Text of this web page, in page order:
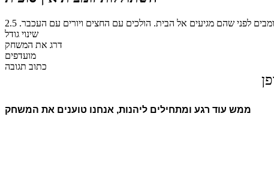
לפני שהם מגיעים אל הבית. הולכים עם החצים ויורים עם העכבר. 2.5
שינוי גודל
דרג את המשחק
מועדפים
כתוב תגובה
ממש עוד רגע ומתחילים ליהנות, אנחנו טוענים את המשחק